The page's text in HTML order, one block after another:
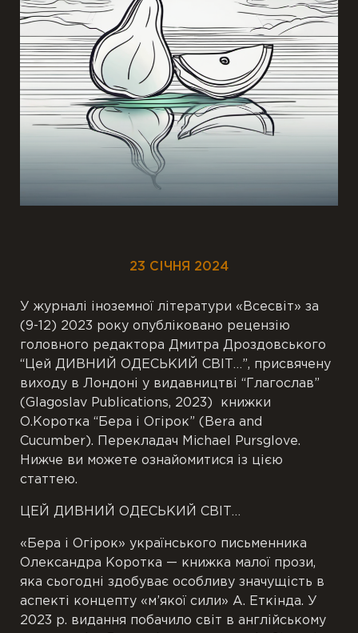
23 СІЧНЯ 2024
У журналі іноземної літератури «Всесвіт» за
(9-12) 2023 року опубліковано рецензію
головного редактора Дмитра Дроздовського
“Цей ДИВНИЙ ОДЕСЬКИЙ СВІТ…”, присвячену
виходу в Лондоні у видавництві “Глагослав”
(Glagoslav Publications, 2023) книжки
О.Коротка “Бера і Огірок” (Bera and
Cucumber). Перекладач Michael Pursglove.
Нижче ви можете ознайомитися із цією
статтею.
ЦЕЙ ДИВНИЙ ОДЕСЬКИЙ СВІТ…
«Бера і Огірок» українського письменника
Олександра Коротка — книжка малої прози,
яка сьогодні здобуває особливу значущість в
аспекті концепту «м’якої сили» А. Еткінда. У
2023 р. видання побачило світ в англійському